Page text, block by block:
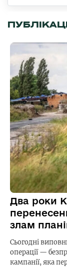
Два роки
злам
Сьогодні
операції —
кампанії, яка